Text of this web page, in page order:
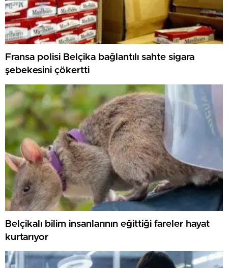
Fransa polisi Belçika bağlantılı sahte sigara
şebekesini çökertti
Belçikalı bilim insanlarının eğittiği fareler hayat
kurtarıyor